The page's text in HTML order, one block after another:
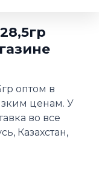
оптом в
ценам. У
во все
Казахстан,